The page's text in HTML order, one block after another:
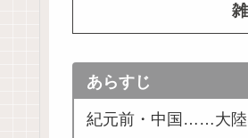
あらすじ
紀元前・中国……大陸